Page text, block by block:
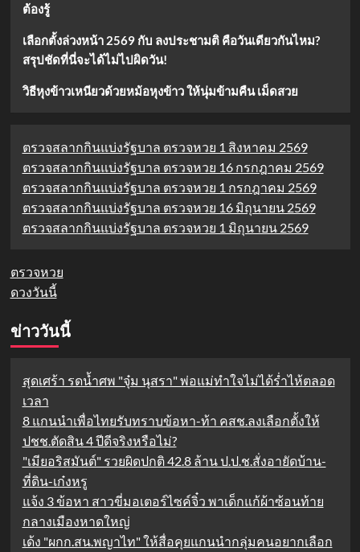
ต้องรู้
เลือกตั้งล่วงหน้า 2569 กับ ลงประชามติ คือวันเดียวกันไหม?
สรุปชัดที่นี่จะได้ไม่ไปผิดวัน!
วิธีหุงข้าวเหนียวด้วยหม้อหุงข้าว ให้นุ่มข้ามคืน เม็ดสวย
ตรวจสลากกินแบ่งรัฐบาล ตรวจหวย 1 สิงหาคม 2569
ตรวจสลากกินแบ่งรัฐบาล ตรวจหวย 16 กรกฎาคม 2569
ตรวจสลากกินแบ่งรัฐบาล ตรวจหวย 1 กรกฎาคม 2569
ตรวจสลากกินแบ่งรัฐบาล ตรวจหวย 16 มิถุนายน 2569
ตรวจสลากกินแบ่งรัฐบาล ตรวจหวย 1 มิถุนายน 2569
ตรวจหวย
ดวงวันนี้
ข่าววันนี้
สุดเศร้า รดน้ำศพ "จุ๋ม นุสรา" พ่อแม่ทำใจไม่ได้ร่ำไห้ตลอด
เวลา
8 แกนนำเพื่อไทยรับทราบข้อหา-ท้า คสช.ลงเลือกตั้งให้
ปชช.ตัดสิน 4 ปีดีจริงหรือไม่?
"เมียอริสมันต์" รวยผิดปกติ 42.8 ล้าน ป.ป.ช.สั่งอายัดบ้าน-
ที่ดิน-เก๋งหรู
แจ้ง 3 ข้อหา สาวขี่มอเตอร์ไซค์จิ๋ว พาเด็กแก้ผ้าซ้อนท้าย
กลางเมืองหาดใหญ่
เด้ง "ผกก.สน.พญาไท" ให้สื่อคุยแกนนำกลุ่มคนอยากเลือก